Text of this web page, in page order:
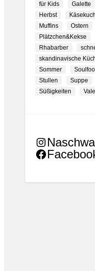
für Kids
Galette
Herbst
Muffins
Ostern
Plätzchen&Kekse
Rhabarber
skandinavische
Sommer
Stullen
Suppe
Süßigkeiten